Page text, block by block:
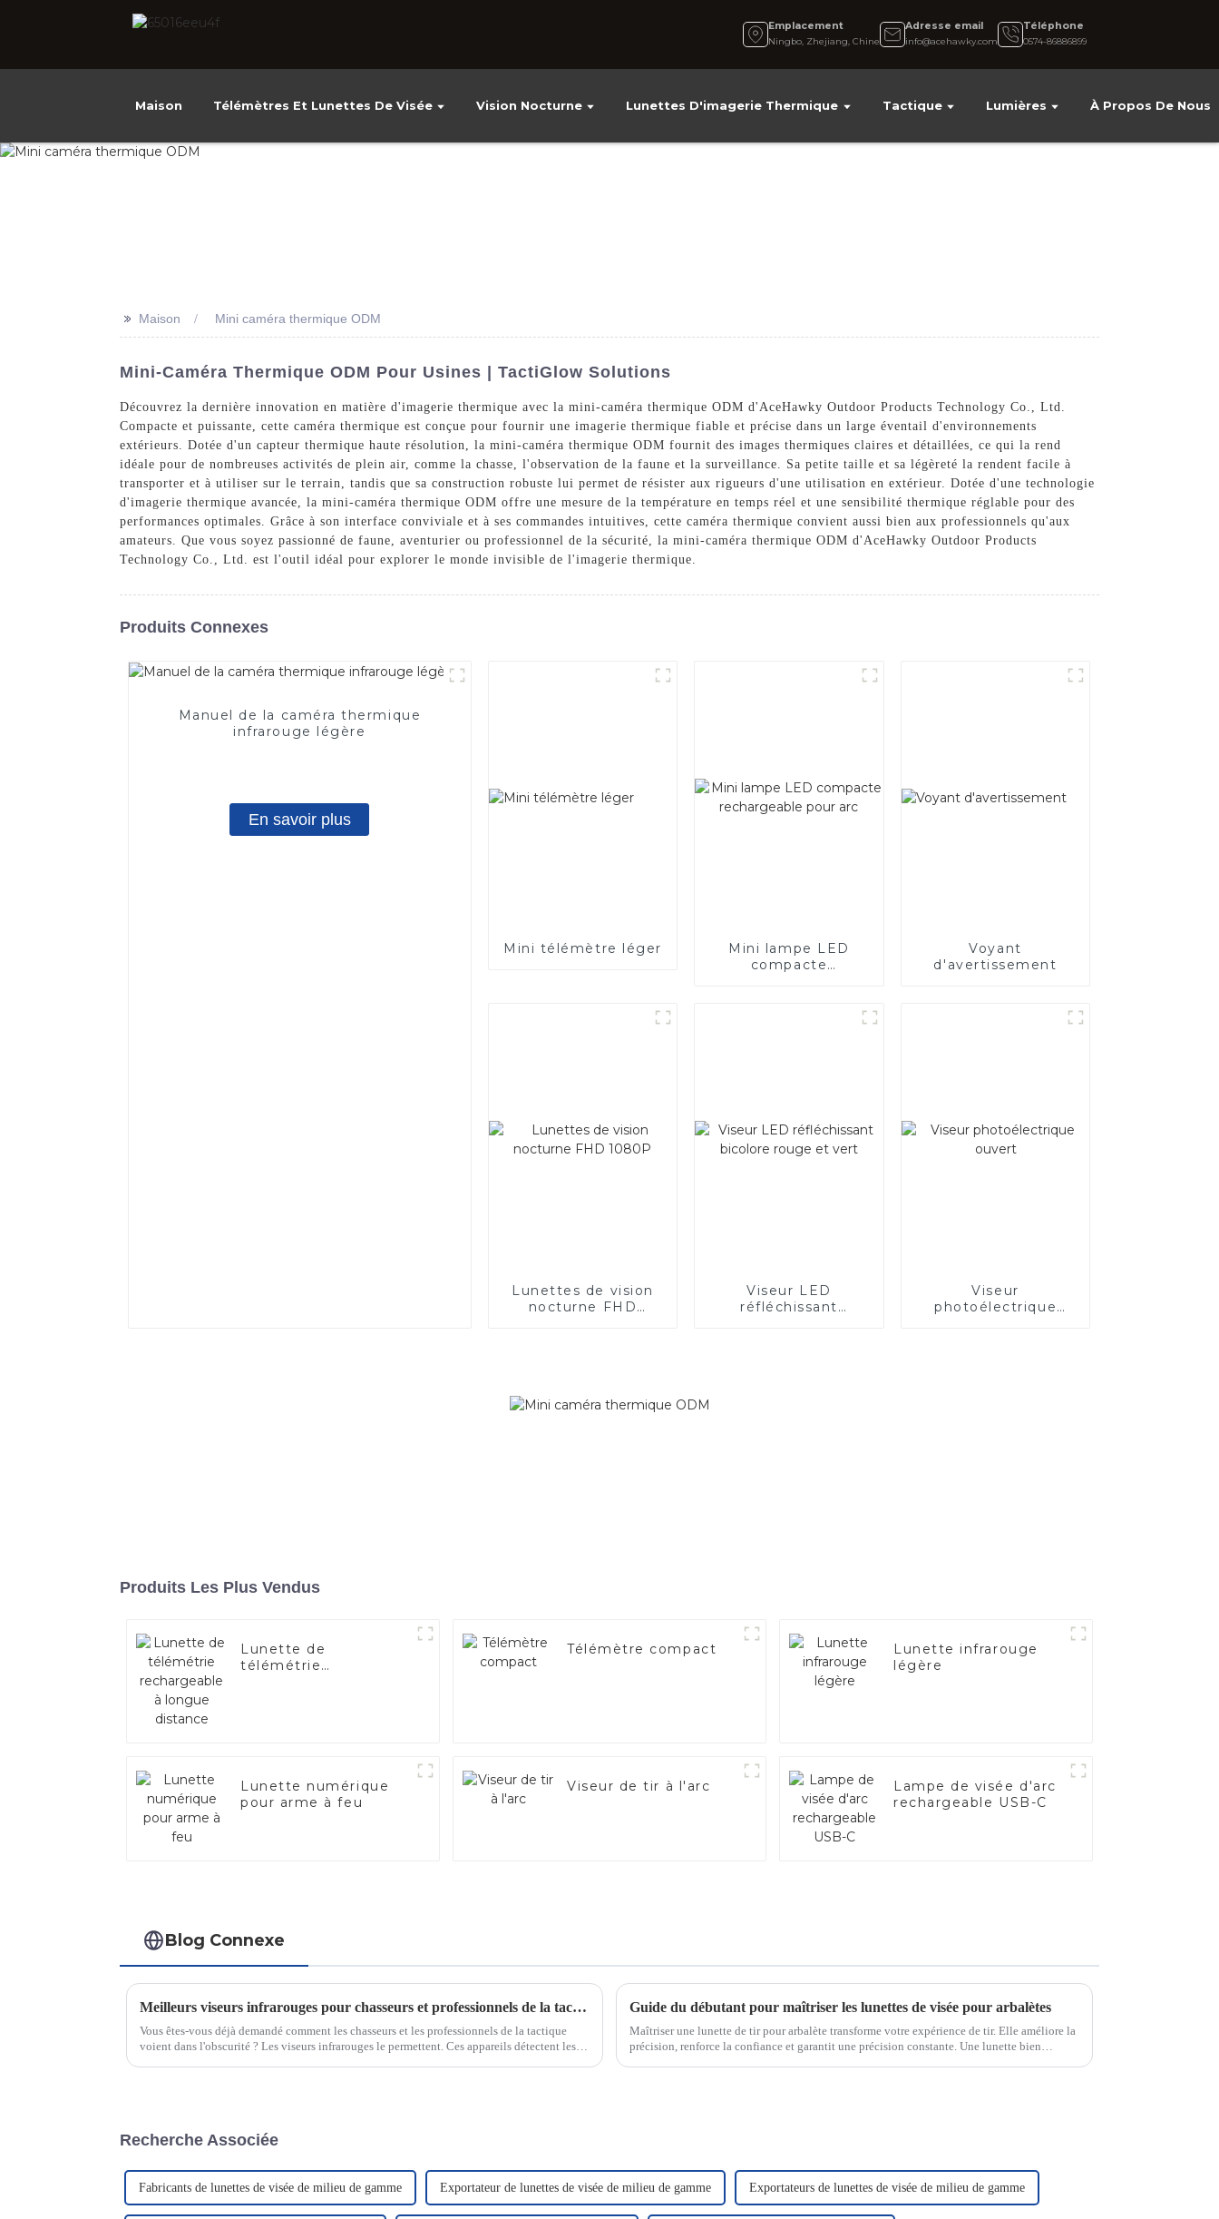
Emplacement
Ningbo, Zhejiang, Chine
Adresse email
info@acehawky.com
Téléphone
0574-86886899
Maison Télémètres Et Lunettes De Visée Vision Nocturne Lunettes D'imagerie Thermique Tactique Lumières À Propos De Nous
>> Maison Mini caméra thermique ODM
Mini-Caméra Thermique ODM Pour Usines | TactiGlow Solutions
Découvrez la dernière innovation en matière d'imagerie thermique avec la mini-caméra thermique ODM d'AceHawky Outdoor Products Technology Co., Ltd.
Compacte et puissante, cette caméra thermique est conçue pour fournir une imagerie thermique fiable et précise dans un large éventail d'environnements
extérieurs. Dotée d'un capteur thermique haute résolution, la mini-caméra thermique ODM fournit des images thermiques claires et détaillées, ce qui la rend
idéale pour de nombreuses activités de plein air, comme la chasse, l'observation de la faune et la surveillance. Sa petite taille et sa légèreté la rendent facile à
transporter et à utiliser sur le terrain, tandis que sa construction robuste lui permet de résister aux rigueurs d'une utilisation en extérieur. Dotée d'une technologie
d'imagerie thermique avancée, la mini-caméra thermique ODM offre une mesure de la température en temps réel et une sensibilité thermique réglable pour des
performances optimales. Grâce à son interface conviviale et à ses commandes intuitives, cette caméra thermique convient aussi bien aux professionnels qu'aux
amateurs. Que vous soyez passionné de faune, aventurier ou professionnel de la sécurité, la mini-caméra thermique ODM d'AceHawky Outdoor Products
Technology Co., Ltd. est l'outil idéal pour explorer le monde invisible de l'imagerie thermique.
Produits Connexes
Manuel de la caméra thermique
infrarouge légère
En savoir plus
Mini télémètre léger
Mini lampe LED
compacte
Voyant
d'avertissement
Lunettes de vision
nocturne FHD
Viseur LED
réfléchissant
Viseur
photoélectrique
Produits Les Plus Vendus
Lunette de
télémétrie
Télémètre compact
Lunette infrarouge
légère
Lunette numérique
pour arme à feu
Viseur de tir à l'arc
Lampe de visée d'arc
rechargeable USB-C
Blog Connexe
Meilleurs viseurs infrarouges pour chasseurs et professionnels de la tactique en 2025
Vous êtes-vous déjà demandé comment les chasseurs et les professionnels de la tactique
voient dans l'obscurité ? Les viseurs infrarouges le permettent. Ces appareils détectent les
Guide du débutant pour maîtriser les lunettes de visée pour arbalètes
Maîtriser une lunette de tir pour arbalète transforme votre expérience de tir. Elle améliore la
précision, renforce la confiance et garantit une précision constante. Une lunette bien
Recherche Associée
Fabricants de lunettes de visée de milieu de gamme Exportateur de lunettes de visée de milieu de gamme Exportateurs de lunettes de visée de milieu de gamme